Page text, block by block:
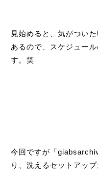
見始めると、気がつい
あるので、スケジュー
す。笑
今回ですが「
り、洗えるセットアッ